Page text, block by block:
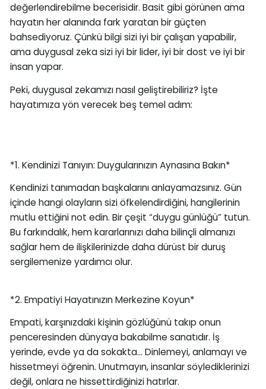
değerlendirebilme becerisidir. Basit gibi görünen ama
hayatın her alanında fark yaratan bir güçten
bahsediyoruz. Çünkü bilgi sizi iyi bir çalışan yapabilir,
ama duygusal zeka sizi iyi bir lider, iyi bir dost ve iyi bir
insan yapar.
Peki, duygusal zekamızı nasıl geliştirebiliriz? İşte
hayatımıza yön verecek beş temel adım:
*1. Kendinizi Tanıyın: Duygularınızın Aynasına Bakın*
Kendinizi tanımadan başkalarını anlayamazsınız. Gün
içinde hangi olayların sizi öfkelendirdiğini, hangilerinin
mutlu ettiğini not edin. Bir çeşit “duygu günlüğü” tutun.
Bu farkındalık, hem kararlarınızı daha bilinçli almanızı
sağlar hem de ilişkilerinizde daha dürüst bir duruş
sergilemenize yardımcı olur.
*2. Empatiyi Hayatınızın Merkezine Koyun*
Empati, karşınızdaki kişinin gözlüğünü takıp onun
penceresinden dünyaya bakabilme sanatıdır. İş
yerinde, evde ya da sokakta… Dinlemeyi, anlamayı ve
hissetmeyi öğrenin. Unutmayın, insanlar söylediklerinizi
değil, onlara ne hissettirdiğinizi hatırlar.